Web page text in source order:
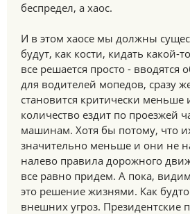
беспредел, а хаос.
И в этом хаосе мы должны
будут, как кости, кидать какой-
все решается просто - вводятся
для водителей мопедов, сразу
становится критически меньше
количество ездит по проезжей
машинам. Хотя бы потому, что
значительно меньше и они не
налево правила дорожного
все равно придем. А пока,
это решение жизнями. Как
внешних угроз. Президентские